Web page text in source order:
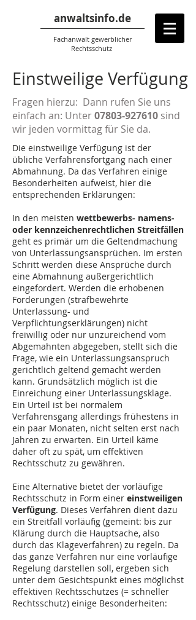
anwaltsinfo.de
Fachanwalt gewerblicher
Rechtsschutz
Einstweilige Verfügung
Fragen hierzu: Dann rufen Sie uns
einfach an: Unter07803-927610 sind
wir jeden vormittag für Sie da.
Die einstweilige Verfügung ist der
übliche Verfahrensfortgang nach einer
Abmahnung. Da das Verfahren einige
Besonderheiten aufweist, hier die
entsprechenden Erklärungen:
In den meisten wettbewerbs- namens-
oder kennzeichenrechtlichen Streitfällen
geht es primär um die Geltendmachung
von Unterlassungsansprüchen. Im ersten
Schritt werden diese Ansprüche durch
eine Abmahnung außergerichtlich
eingefordert. Werden die erhobenen
Forderungen (strafbewehrte
Unterlassung- und
Verpflichtungserklärungen) nicht
freiwillig oder nur unzureichend vom
Abgemahnten abgegeben, stellt sich die
Frage, wie ein Unterlassungsanspruch
gerichtlich geltend gemacht werden
kann. Grundsätzlich möglich ist die
Einreichung einer Unterlassungsklage.
Ein Urteil ist bei normalem
Verfahrensgang allerdings frühestens in
ein paar Monaten, nicht selten erst nach
Jahren zu erwarten. Ein Urteil käme
daher oft zu spät, um effektiven
Rechtsschutz zu gewähren.
Eine Alternative bietet der vorläufige
Rechtsschutz in Form einer einstweiligen
Verfügung. Dieses Verfahren dient dazu
ein Streitfall vorläufig (gemeint: bis zur
Klärung durch die Hauptsache, also
durch das Klageverfahren) zu regeln. Da
das ganze Verfahren nur eine vorläufige
Regelung darstellen soll, ergeben sich
unter dem Gesichtspunkt eines möglichst
effektiven Rechtsschutzes (= schneller
Rechtsschutz) einige Besonderheiten: